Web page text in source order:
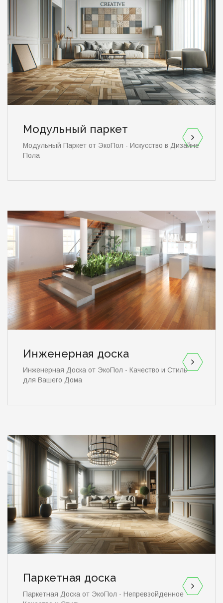
Модульный паркет
Модульный Паркет от ЭкоПол - Искусство в Дизайне
Пола
Инженерная доска
Инженерная Доска от ЭкоПол - Качество и Стиль
для Вашего Дома
Паркетная доска
Паркетная Доска от ЭкоПол - Непревзойденное